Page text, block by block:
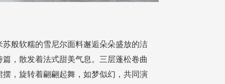
般软糯的雪尼尔面料邂逅朵朵盛放的洁
，散发着法式甜美气息。三层蓬松卷曲
，旋转着翩翩起舞，如梦似幻，共同演